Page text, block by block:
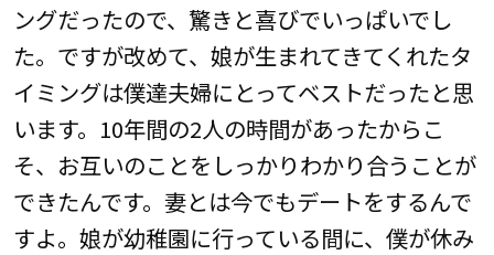
ングだったので、驚きと喜びでいっぱいでし
た。ですが改めて、娘が生まれてきてくれたタ
イミングは僕達夫婦にとってベストだったと思
います。10年間の2人の時間があったからこ
そ、お互いのことをしっかりわかり合うことが
できたんです。妻とは今でもデートをするんで
すよ。娘が幼稚園に行っている間に、僕が休み